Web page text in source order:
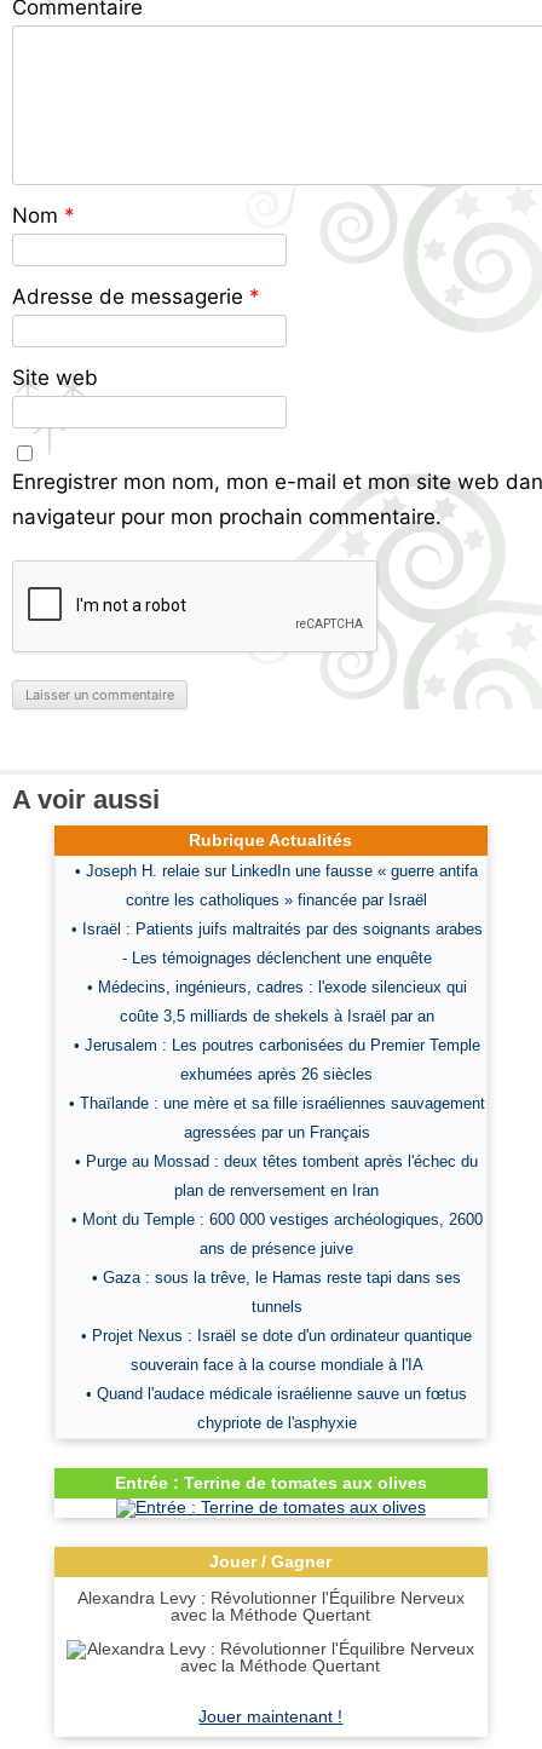
Commentaire
Nom *
Adresse de messagerie *
Site web
Enregistrer mon nom, mon e-mail et mon site web
navigateur pour mon prochain commentaire.
A voir aussi
Rubrique Actualités
• Joseph H. relaie sur LinkedIn une fausse « guerre antifa
contre les catholiques » financée par Israël
• Israël : Patients juifs maltraités par des soignants arabes
- Les témoignages déclenchent une enquête
• Médecins, ingénieurs, cadres : l'exode silencieux qui
coûte 3,5 milliards de shekels à Israël par an
• Jerusalem : Les poutres carbonisées du Premier Temple
exhumées après 26 siècles
• Thaïlande : une mère et sa fille israéliennes sauvagement
agressées par un Français
• Purge au Mossad : deux têtes tombent après l'échec du
plan de renversement en Iran
• Mont du Temple : 600 000 vestiges archéologiques, 2600
ans de présence juive
• Gaza : sous la trêve, le Hamas reste tapi dans ses
tunnels
• Projet Nexus : Israël se dote d'un ordinateur quantique
souverain face à la course mondiale à l'IA
• Quand l'audace médicale israélienne sauve un fœtus
chypriote de l'asphyxie
Entrée : Terrine de tomates aux olives
Jouer / Gagner
Alexandra Levy : Révolutionner l'Équilibre Nerveux
avec la Méthode Quertant
Jouer maintenant !